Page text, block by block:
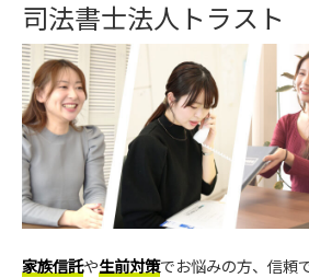
司法書士法人トラスト
家族信託や生前対策でお悩みの方、信頼